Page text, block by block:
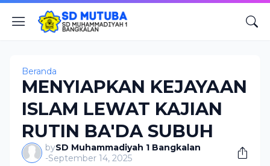
Beranda
MENYIAPKAN KEJAYAAN
ISLAM LEWAT KAJIAN
RUTIN BA'DA SUBUH
bySD Muhammadiyah 1 Bangkalan
-September 14, 2025